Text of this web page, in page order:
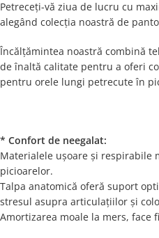
Petreceți-vă ziua de lucru cu
alegând colecția noastră de
Încălțămintea noastră combină
de înaltă calitate pentru a oferi
pentru orele lungi petrecute în
* Confort de neegalat:
Materialele ușoare și respirabile
picioarelor.
Talpa anatomică oferă suport
stresul asupra articulațiilor și
Amortizarea moale la mers, face